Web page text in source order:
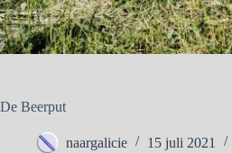
De Beerput
naargalicie 15 juli 2021